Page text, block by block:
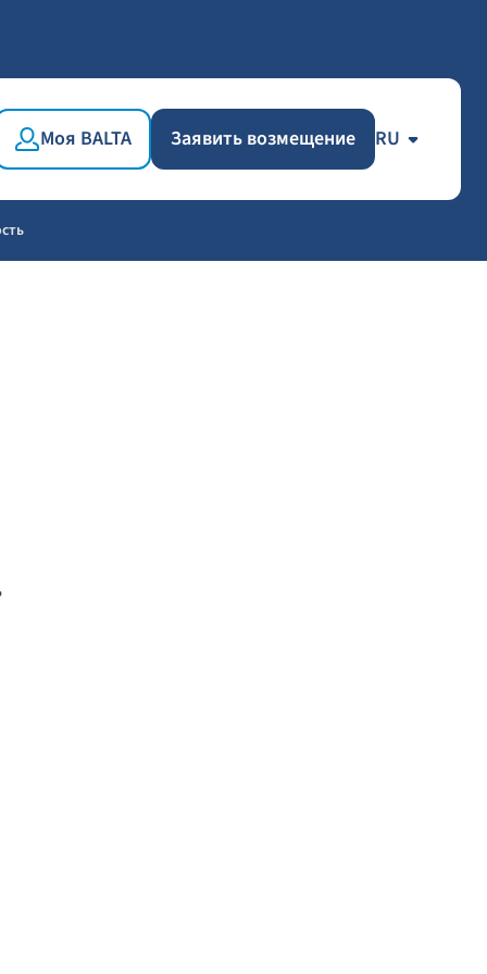
Моя BALTA Заявить возмещение RU